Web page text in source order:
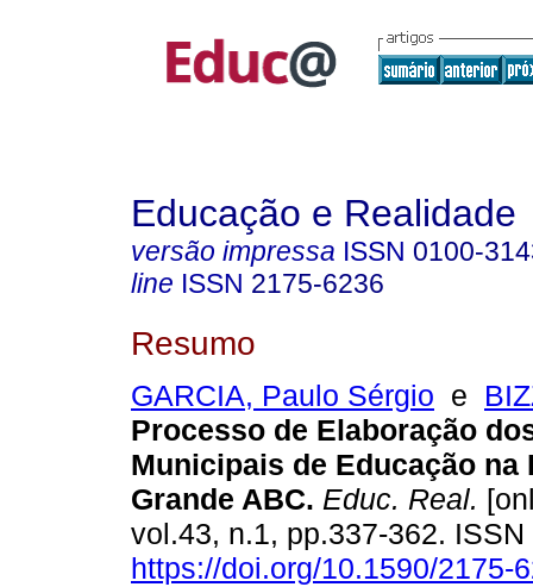
Educação e Realidade
versão impressa ISSN 0100-
line ISSN 2175-6236
Resumo
GARCIA, Paulo Sérgio e
Processo de Elaboração
Municipais de Educação na
Grande ABC. Educ. Real.
vol.43, n.1, pp.337-362.
https://doi.org/10.1590/2175-